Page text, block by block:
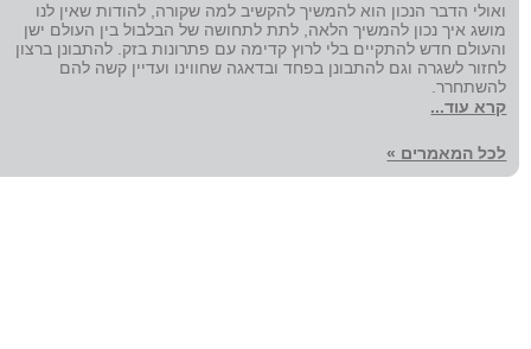
ואולי הדבר הנכון הוא להמשיך להקשיב למה שקורה, להודות שאין לנו
מושג איך נכון להמשיך הלאה, לתת לתחושה של הבלבול בין העולם ישן
והעולם חדש להתקיים בלי לרוץ קדימה עם פתרונות בזק. להתבונן ברצון
לחזור לשגרה וגם להתבונן בפחד ובדאגה שחווינו ועדיין קשה להם
להשתחרר.
קרא עוד...
לכל המאמרים »